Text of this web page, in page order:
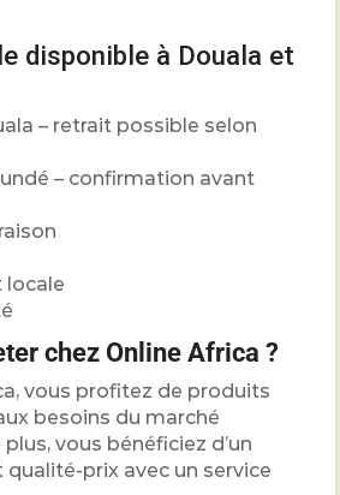
disponible à Douala et
– retrait possible selon
– confirmation avant
locale
chez Online Africa ?
, vous profitez de produits
besoins du marché
vous bénéficiez d’un
prix avec un service